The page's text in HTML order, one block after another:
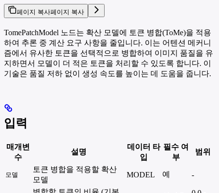
페이지 복사페이지 복사
TomePatchModel 노드는 확산 모델에 토큰 병합(ToMe)을 적용
하여 추론 중 계산 요구 사항을 줄입니다. 이는 어텐션 메커니
즘에서 유사한 토큰을 선택적으로 병합하여 이미지 품질을 유
지하면서 모델이 더 적은 토큰을 처리할 수 있도록 합니다. 이
기술은 품질 저하 없이 생성 속도를 높이는 데 도움을 줍니다.
입력
매개변
수
설명
데이터 타
입
필수 여
부
범위
모델
토큰 병합을 적용할 확산
모델
MODEL 예 -